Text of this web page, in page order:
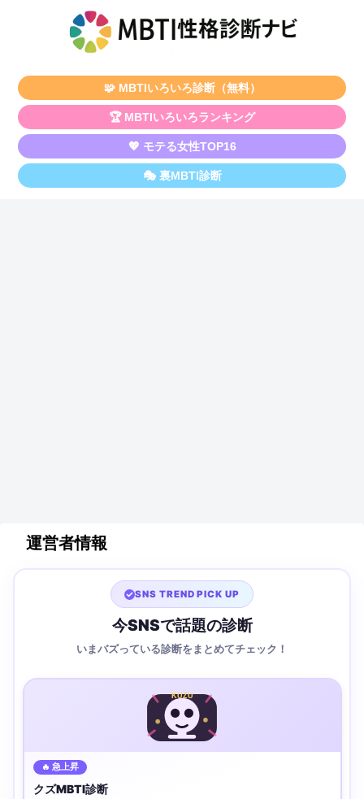
🧩 MBTIいろいろ診断（無料）
🏆 MBTIいろいろランキング
💖 モテる女性TOP16
🎭 裏MBTI診断
運営者情報
SNS TREND PICK UP
今SNSで話題の診断
いまバズっている診断をまとめてチェック！
KUZU
🔥 急上昇
クズMBTI診断